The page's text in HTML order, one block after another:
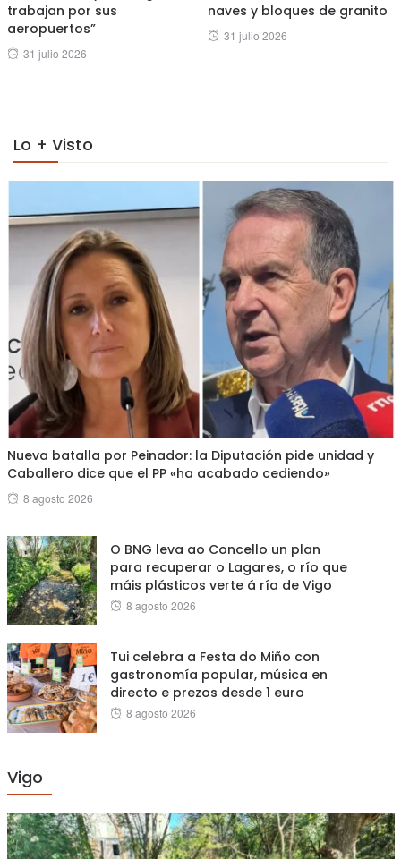
trabajan por sus
aeropuertos”
Posted
31 julio 2026
naves y bloques de granito
Posted
31 julio 2026
Lo + Visto
Nueva batalla por Peinador: la Diputación pide unidad y
Caballero dice que el PP «ha acabado cediendo»
Posted
8 agosto 2026
O BNG leva ao Concello un plan
para recuperar o Lagares, o río que
máis plásticos verte á ría de Vigo
Posted
8 agosto 2026
Tui celebra a Festa do Miño con
gastronomía popular, música en
directo e prezos desde 1 euro
Posted
8 agosto 2026
Vigo